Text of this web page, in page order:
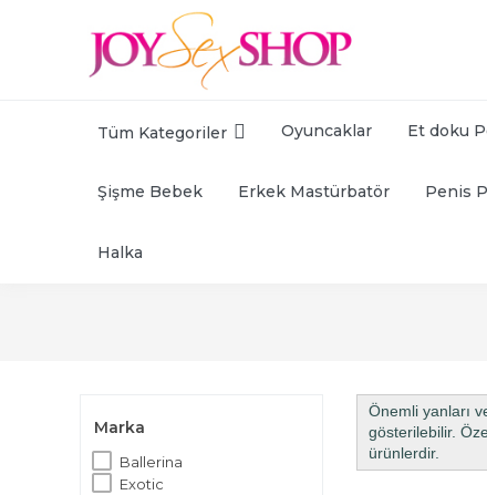
Tüm Kategoriler Oyuncaklar Et doku
Şişme Bebek Erkek Mastürbatör Penis
Halka
Marka
Ballerina
Exotic
Önemli yanları
gösterilebilir.
ürünlerdir.